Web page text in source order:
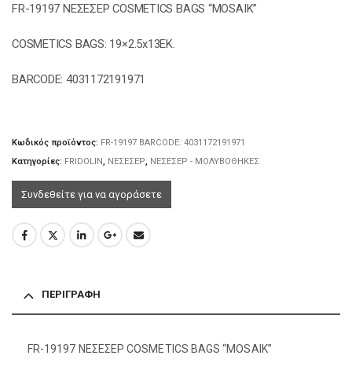
FR-19197 ΝΕΣΕΣΕΡ COSMETICS BAGS “MOSAIK”
COSMETICS BAGS: 19×2.5x13EK.
BARCODE: 4031172191971
Κωδικός προϊόντος: FR-19197 BARCODE: 4031172191971
Κατηγορίες: FRIDOLIN, ΝΕΣΕΣΕΡ, ΝΕΣΕΣΕΡ - ΜΟΛΥΒΟΘΗΚΕΣ
Συνδεθείτε για να αγοράσετε
ΠΕΡΙΓΡΑΦΉ
FR-19197 ΝΕΣΕΣΕΡ COSMETICS BAGS “MOSAIK”